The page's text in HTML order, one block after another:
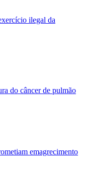
ilegal da
do câncer de pulmão
emagrecimento